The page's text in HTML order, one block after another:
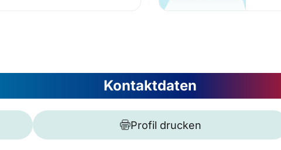
Kontaktdaten
Profil drucken